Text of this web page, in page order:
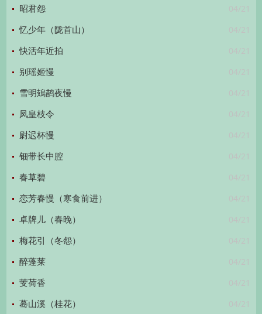
04/21
昭君怨
04/21
忆少年（陇首山）
04/21
快活年近拍
04/21
别瑶姬慢
04/21
雪明鳷鹊夜慢
04/21
凤皇枝令
04/21
尉迟杯慢
04/21
钿带长中腔
04/21
春草碧
04/21
恋芳春慢（寒食前进）
04/21
卓牌儿（春晚）
04/21
梅花引（冬怨）
04/21
醉蓬莱
04/21
芰荷香
04/21
蓦山溪（桂花）